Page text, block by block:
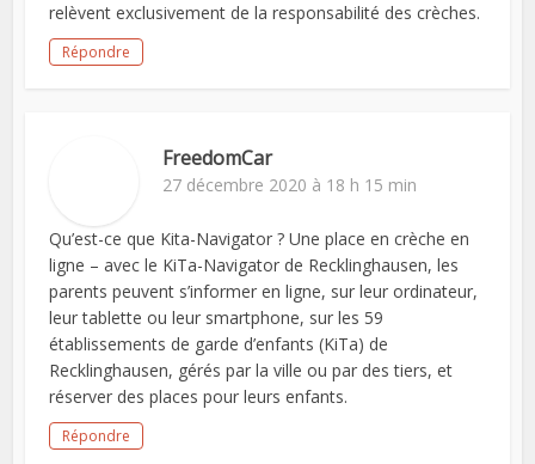
relèvent exclusivement de la responsabilité des crèches.
Répondre
FreedomCar
27 décembre 2020 à 18 h 15 min
Qu’est-ce que Kita-Navigator ? Une place en crèche en
ligne – avec le KiTa-Navigator de Recklinghausen, les
parents peuvent s’informer en ligne, sur leur ordinateur,
leur tablette ou leur smartphone, sur les 59
établissements de garde d’enfants (KiTa) de
Recklinghausen, gérés par la ville ou par des tiers, et
réserver des places pour leurs enfants.
Répondre